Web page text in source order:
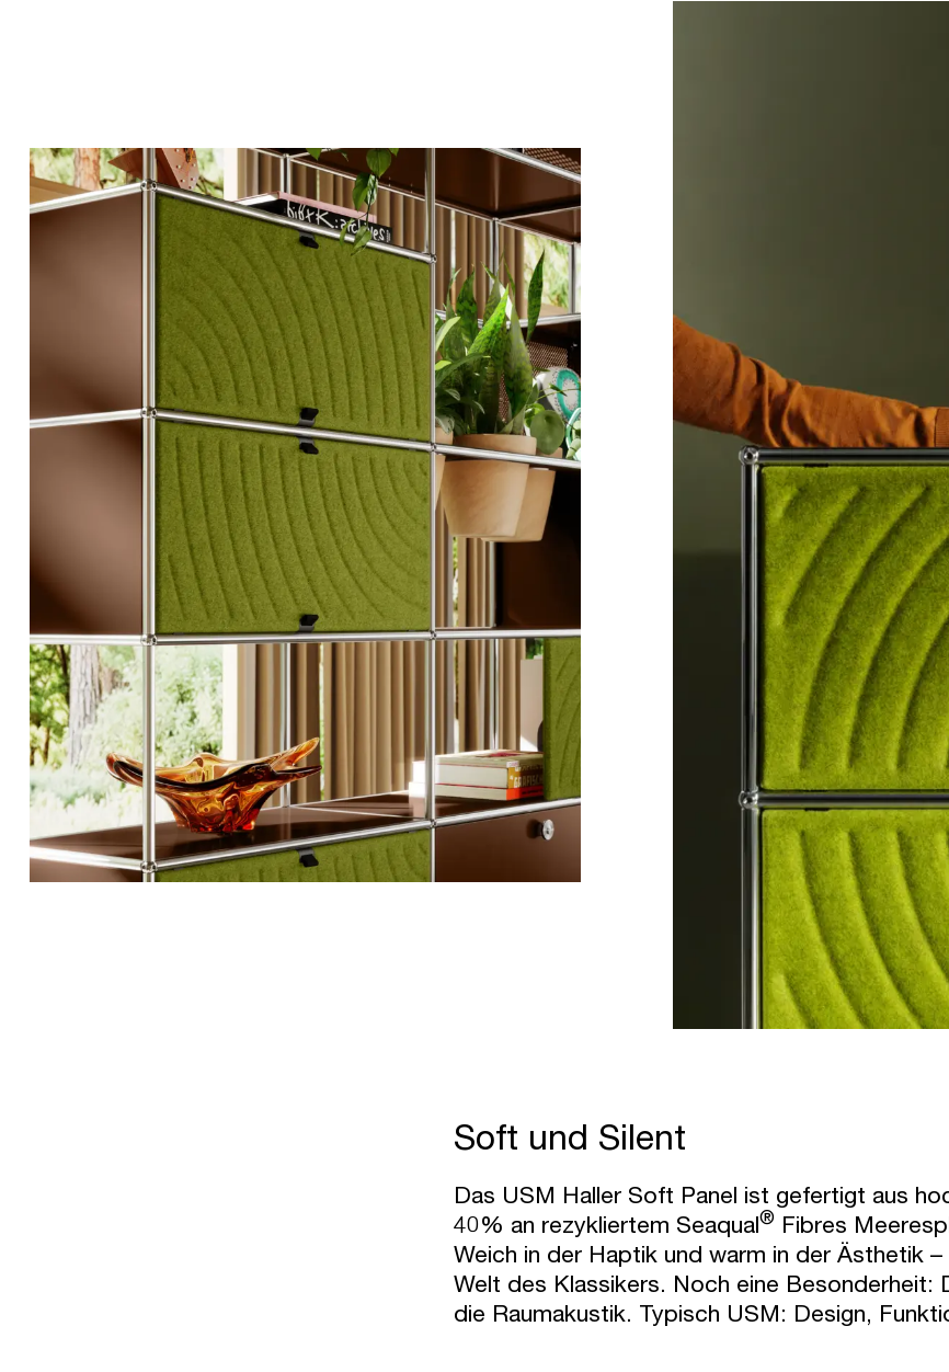
Soft und Silent
Das USM Haller Soft Panel ist gefertigt aus
40% an rezykliertem Seaqual® Fibres
Weich in der Haptik und warm in der Ästhetik
Welt des Klassikers. Noch eine Besonderheit:
die Raumakustik. Typisch USM: Design,